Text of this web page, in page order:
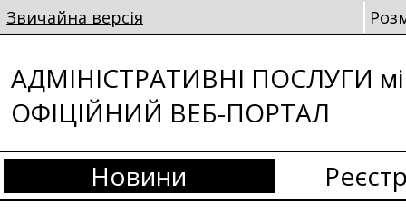
Звичайна версія
АДМІНІСТРАТИВНІ ПОСЛУГИ
ОФІЦІЙНИЙ ВЕБ-ПОРТАЛ
Новини